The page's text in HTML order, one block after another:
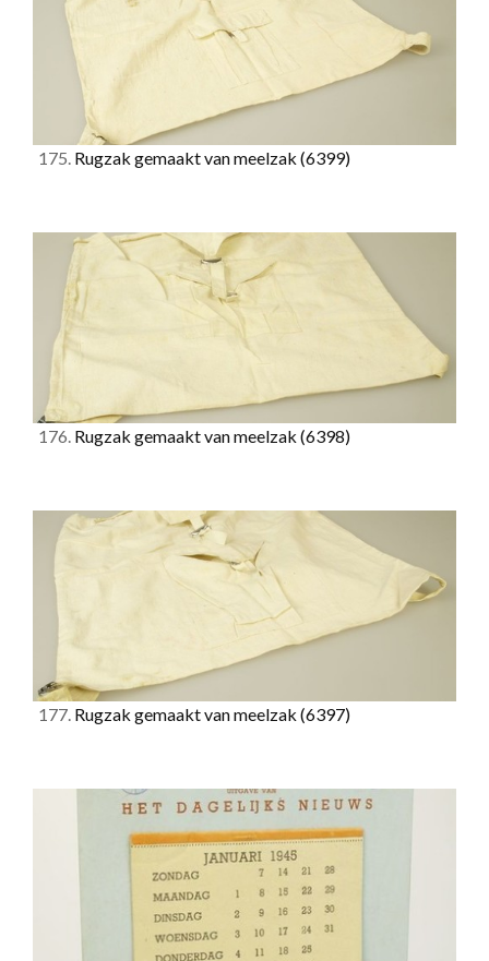
175. Rugzak gemaakt van meelzak (6399)
176. Rugzak gemaakt van meelzak (6398)
177. Rugzak gemaakt van meelzak (6397)